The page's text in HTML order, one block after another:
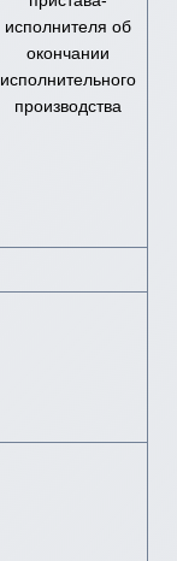
исполнителя об
окончании
исполнительного
производства